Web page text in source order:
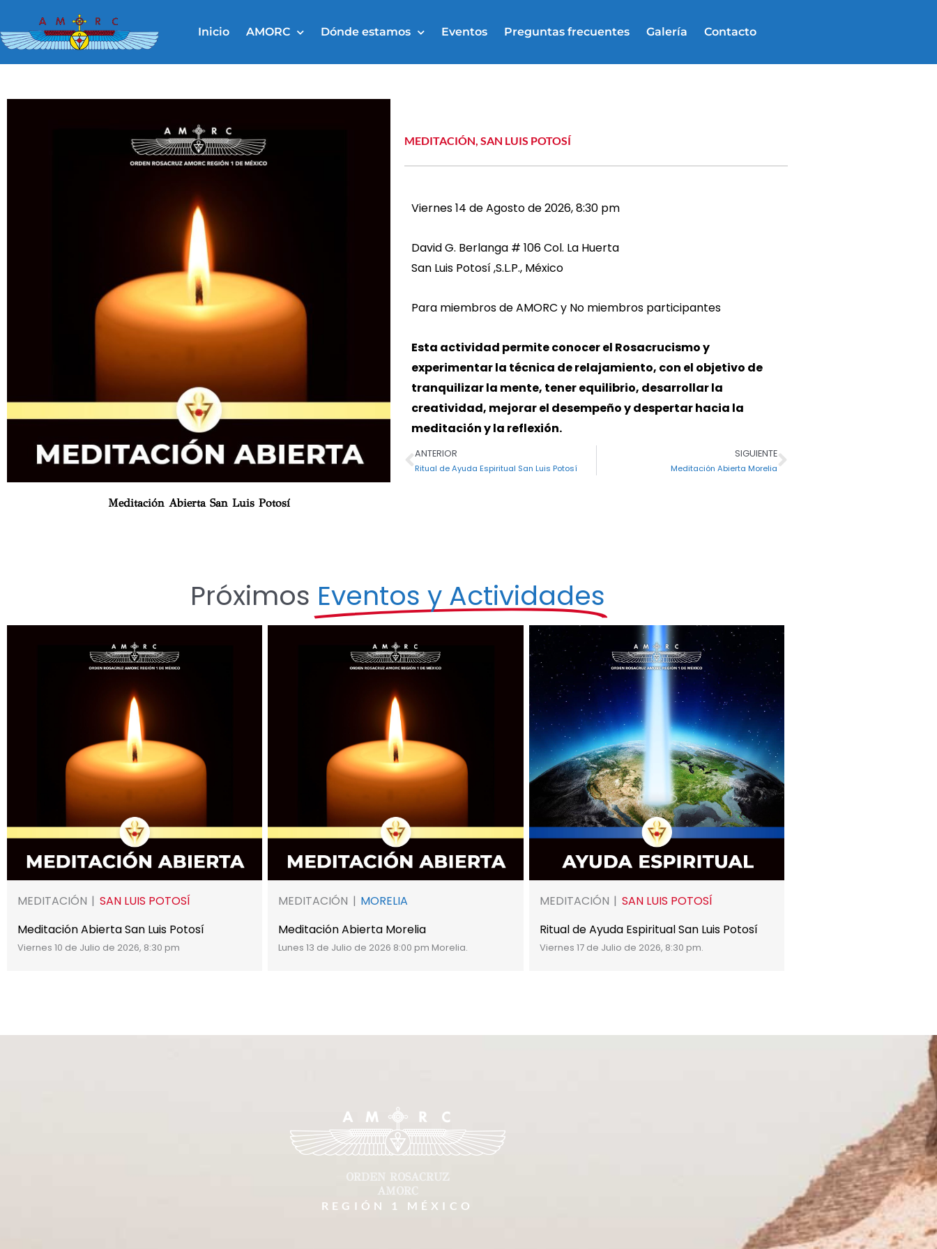
al
contenido
Inicio AMORC Dónde estamos Eventos Preguntas frecuentes Galería Contacto
Meditación Abierta San Luis Potosí
MEDITACIÓN, SAN LUIS POTOSÍ
Viernes 14 de Agosto de 2026, 8:30 pm
David G. Berlanga # 106 Col. La Huerta
San Luis Potosí ,S.L.P., México
Para miembros de AMORC y No miembros participantes
Esta actividad permite conocer el Rosacrucismo y
experimentar la técnica de relajamiento, con el objetivo de
tranquilizar la mente, tener equilibrio, desarrollar la
creatividad, mejorar el desempeño y despertar hacia la
meditación y la reflexión.
Ant
ANTERIOR
Ritual de Ayuda Espiritual San Luis Potosí
SIGUIENTE
Meditación Abierta MoreliaSiguiente
Próximos Eventos y Actividades
MEDITACIÓN
SAN LUIS POTOSÍ
Meditación Abierta San Luis Potosí
Viernes 10 de Julio de 2026, 8:30 pm
MEDITACIÓN
MORELIA
Meditación Abierta Morelia
Lunes 13 de Julio de 2026 8:00 pm Morelia.
MEDITACIÓN
SAN LUIS POTOSÍ
Ritual de Ayuda Espiritual San Luis Potosí
Viernes 17 de Julio de 2026, 8:30 pm.
ORDEN ROSACRUZ
AMORC
REGIÓN 1 MÉXICO